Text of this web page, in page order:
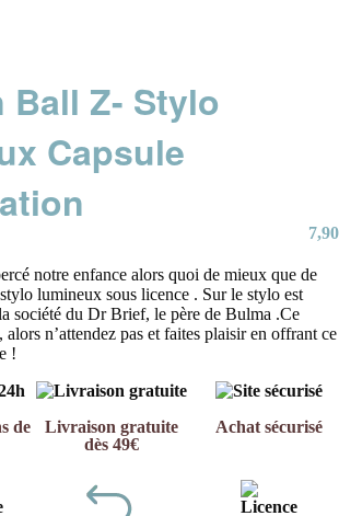
Ball Z- Stylo
Capsule
7,90
notre enfance alors quoi de mieux que de
lumineux sous licence . Sur le stylo est
société du Dr Brief, le père de Bulma .Ce
n’attendez pas et faites plaisir en offrant ce
!
de
Livraison gratuite
dès 49€
Achat sécurisé